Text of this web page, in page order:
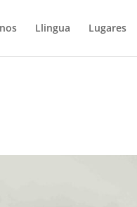
Llingua Lugares